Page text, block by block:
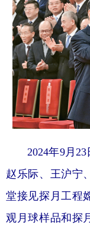
2024年9月23
赵乐际、王沪宁
堂接见探月工程
观月球样品和探